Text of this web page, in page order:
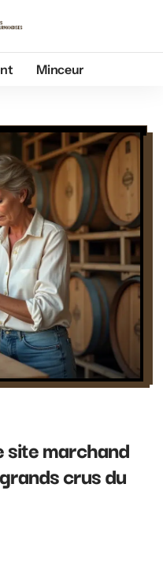
Minceur
site marchand
crus du